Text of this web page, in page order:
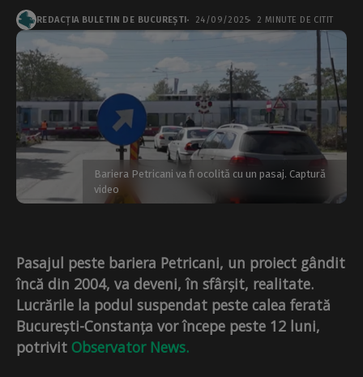
REDACȚIA BULETIN DE BUCUREȘTI 24/09/2025 2 MINUTE DE CITIT
Bariera Petricani va fi ocolită cu un pasaj. Captură
video
Pasajul peste bariera Petricani, un proiect gândit
încă din 2004, va deveni, în sfârșit, realitate.
Lucrările la podul suspendat peste calea ferată
București-Constanța vor începe peste 12 luni,
potrivit Observator News.